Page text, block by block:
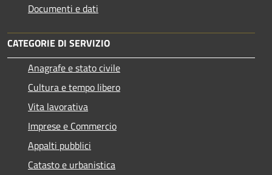
Documenti e dati
CATEGORIE DI SERVIZIO
Anagrafe e stato civile
Cultura e tempo libero
Vita lavorativa
Imprese e Commercio
Appalti pubblici
Catasto e urbanistica